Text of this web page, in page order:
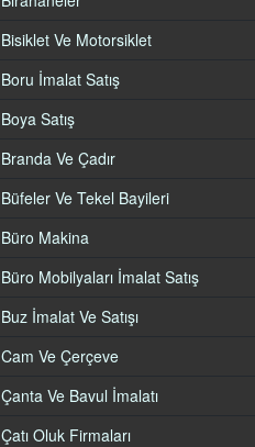
Bisiklet Ve Motorsiklet
Boru İmalat Satış
Boya Satış
Branda Ve Çadır
Büfeler Ve Tekel Bayileri
Büro Makina
Büro Mobilyaları İmalat Satış
Buz İmalat Ve Satışı
Cam Ve Çerçeve
Çanta Ve Bavul İmalatı
Çatı Oluk Firmaları